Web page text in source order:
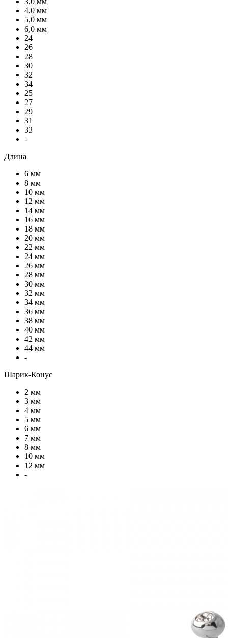
4,0 мм
5,0 мм
6,0 мм
24
26
28
30
32
34
25
27
29
31
33
-
Длина
6 мм
8 мм
10 мм
12 мм
14 мм
16 мм
18 мм
20 мм
22 мм
24 мм
26 мм
28 мм
30 мм
32 мм
34 мм
36 мм
38 мм
40 мм
42 мм
44 мм
-
Шарик-Конус
2 мм
3 мм
4 мм
5 мм
6 мм
7 мм
8 мм
10 мм
12 мм
-